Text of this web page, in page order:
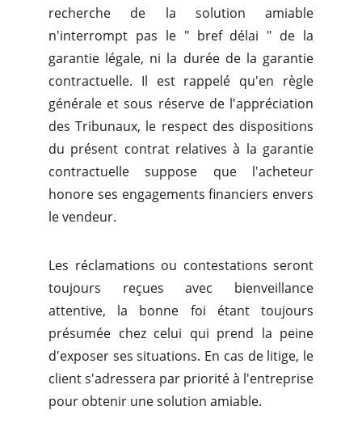
recherche de la solution amiable
n'interrompt pas le " bref délai " de la
garantie légale, ni la durée de la garantie
contractuelle. Il est rappelé qu'en règle
générale et sous réserve de l'appréciation
des Tribunaux, le respect des dispositions
du présent contrat relatives à la garantie
contractuelle suppose que l'acheteur
honore ses engagements financiers envers
le vendeur.
Les réclamations ou contestations seront
toujours reçues avec bienveillance
attentive, la bonne foi étant toujours
présumée chez celui qui prend la peine
d'exposer ses situations. En cas de litige, le
client s'adressera par priorité à l'entreprise
pour obtenir une solution amiable.